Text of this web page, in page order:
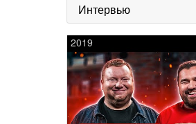
Интервью
2019